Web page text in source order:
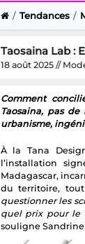
Tendances
Taosaina Lab :
18 août 2025 //
Comment
Taosaina, pas
urbanisme,
À la Tana
l’installation
Madagascar,
du territoire,
questionner les
quel prix pour le
souligne Sandrine